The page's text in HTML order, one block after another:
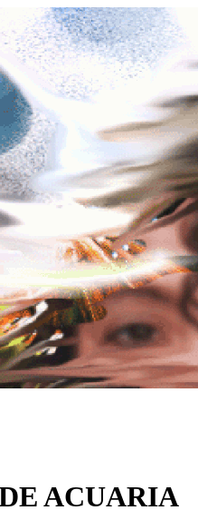
ACUARIA